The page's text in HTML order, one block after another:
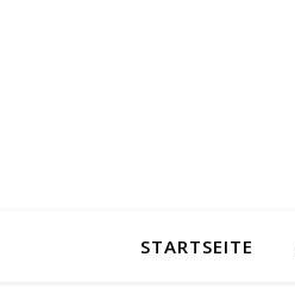
STARTSEITE